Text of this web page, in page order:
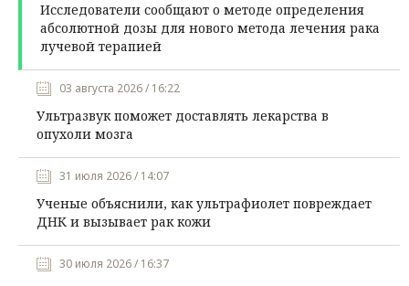
Исследователи сообщают о методе определения
абсолютной дозы для нового метода лечения рака
лучевой терапией
03 августа 2026 / 16:22
Ультразвук поможет доставлять лекарства в
опухоли мозга
31 июля 2026 / 14:07
Ученые объяснили, как ультрафиолет повреждает
ДНК и вызывает рак кожи
30 июля 2026 / 16:37